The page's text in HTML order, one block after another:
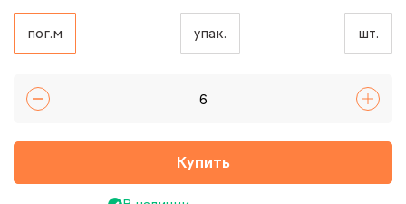
пог.м упак. шт.
Купить